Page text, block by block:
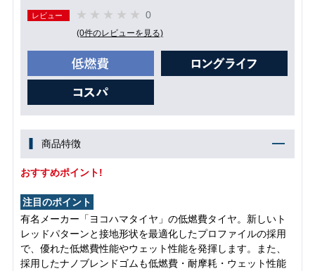
レビュー 0
(0件のレビューを見る)
商品特徴
おすすめポイント!
注目のポイント
有名メーカー「ヨコハマタイヤ」の低燃費タイヤ。新しいト
レッドパターンと接地形状を最適化したプロファイルの採用
で、優れた低燃費性能やウェット性能を発揮します。また、
採用したナノブレンドゴムも低燃費・耐摩耗・ウェット性能